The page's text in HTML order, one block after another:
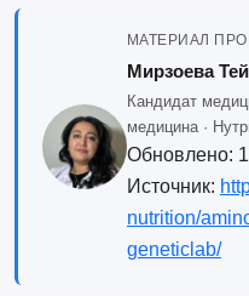
МАТЕРИАЛ
Мирзоева
Кандидат
медицина ·
Обновлено:
Источник:
nutrition/
geneticlab/